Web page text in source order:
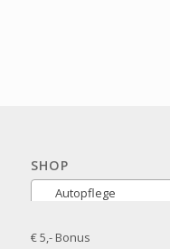
SHOP
Autopflege
€ 5,- Bonus